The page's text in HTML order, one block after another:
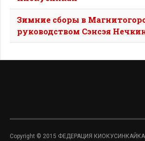
Зимние сборы в
руководством Сэнсэя
Copyright © 2015 ФЕДЕРАЦИЯ